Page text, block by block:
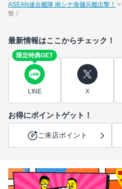
ASEAN連合艦隊 南シナ海傭兵艦出撃！
撃！
最新情報はここからチェック！
限定特典GET
LINE X
お得にポイントゲット！
ご来店ポイント